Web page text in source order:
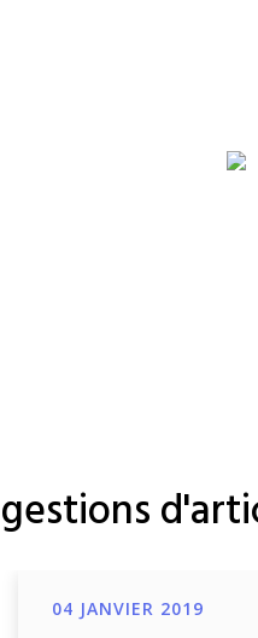
04 JANVIER 2019